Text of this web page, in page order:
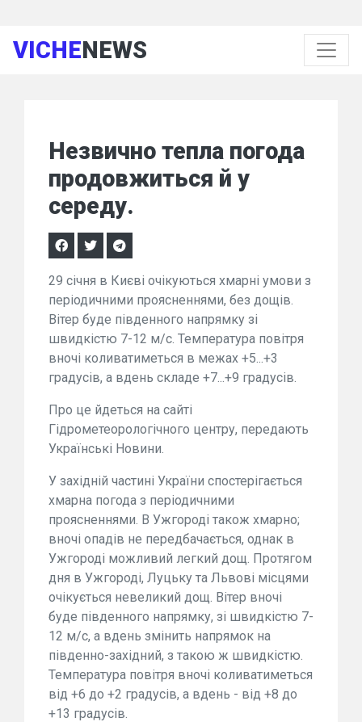
VICHENEWS
Незвично тепла погода
продовжиться й у
середу.
29 січня в Києві очікуються хмарні умови з
періодичними проясненнями, без дощів.
Вітер буде південного напрямку зі
швидкістю 7-12 м/с. Температура повітря
вночі коливатиметься в межах +5...+3
градусів, а вдень складе +7...+9 градусів.
Про це йдеться на сайті
Гідрометеорологічного центру, передають
Українські Новини.
У західній частині України спостерігається
хмарна погода з періодичними
проясненнями. В Ужгороді також хмарно;
вночі опадів не передбачається, однак в
Ужгороді можливий легкий дощ. Протягом
дня в Ужгороді, Луцьку та Львові місцями
очікується невеликий дощ. Вітер вночі
буде південного напрямку, зі швидкістю 7-
12 м/с, а вдень змінить напрямок на
південно-західний, з такою ж швидкістю.
Температура повітря вночі коливатиметься
від +6 до +2 градусів, а вдень - від +8 до
+13 градусів.